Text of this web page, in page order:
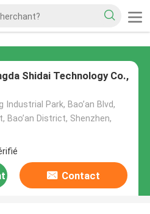
Shidai Technology Co.,
Industrial Park, Bao’an Blvd,
Bao’an District, Shenzhen,
Contact